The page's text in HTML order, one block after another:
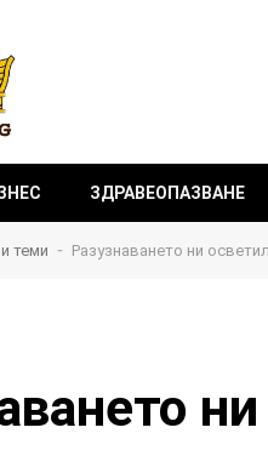
ЗДРАВЕОПАЗВАНЕ
теми - Разузнаването ни